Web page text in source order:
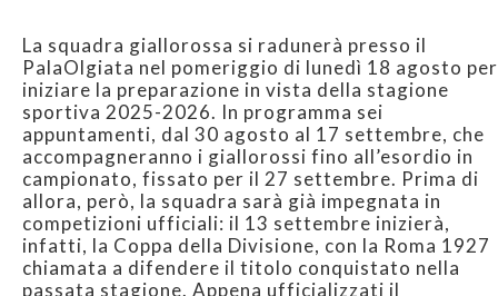
La squadra giallorossa si radunerà presso il
PalaOlgiata nel pomeriggio di lunedì 18 agosto per
iniziare la preparazione in vista della stagione
sportiva 2025-2026. In programma sei
appuntamenti, dal 30 agosto al 17 settembre, che
accompagneranno i giallorossi fino all’esordio in
campionato, fissato per il 27 settembre. Prima di
allora, però, la squadra sarà già impegnata in
competizioni ufficiali: il 13 settembre inizierà,
infatti, la Coppa della Divisione, con la Roma 1927
chiamata a difendere il titolo conquistato nella
passata stagione. Appena ufficializzati il